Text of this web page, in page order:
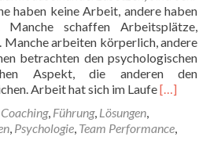
haben keine Arbeit, andere haben
schaffen Arbeitsplätze,
Manche arbeiten körperlich, andere
betrachten den psychologischen
Aspekt, die anderen den
Arbeit hat sich im LaufeRead
Arbeit
[…]
Coaching, Führung, Lösungen,
, Psychologie, Team Performance,